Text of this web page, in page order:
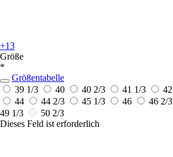
+13
Größe
*
Größentabelle
39 1/3
40 40 2/3 41 1/3 42
44
44 2/3 45 1/3 46 46 2/3
49 1/3
50 2/3
Dieses Feld ist erforderlich